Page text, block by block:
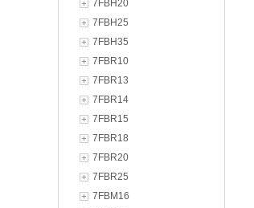
7FBH20
7FBH25
7FBH35
7FBR10
7FBR13
7FBR14
7FBR15
7FBR18
7FBR20
7FBR25
7FBM16